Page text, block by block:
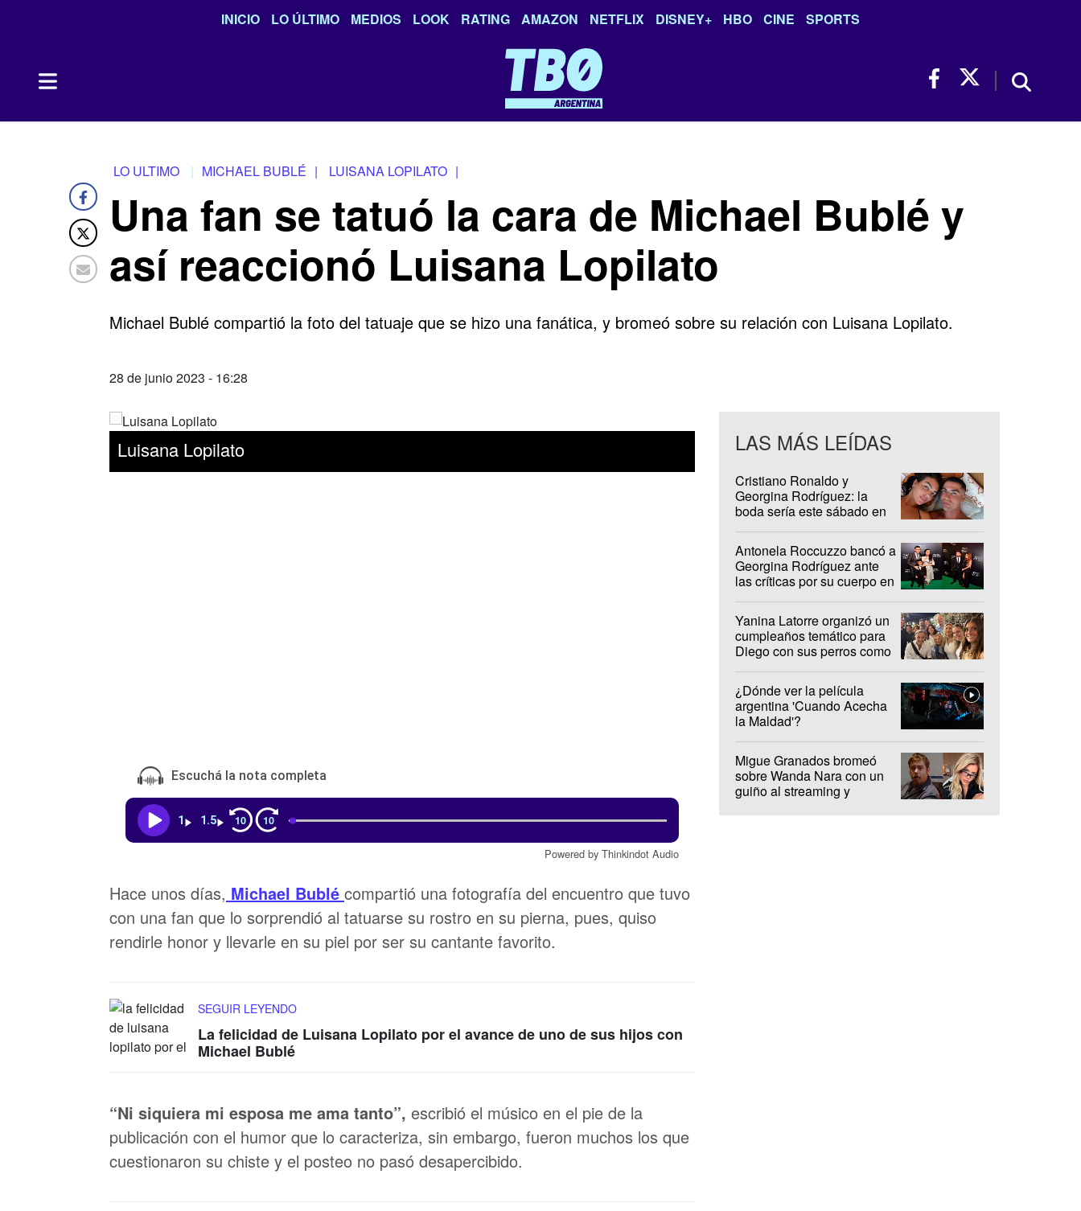
INICIO LO ÚLTIMO MEDIOS LOOK RATING AMAZON NETFLIX DISNEY+ HBO CINE SPORTS
LO ULTIMO MICHAEL BUBLÉ | LUISANA LOPILATO |
Una fan se tatuó la cara de Michael Bublé y
así reaccionó Luisana Lopilato
Michael Bublé compartió la foto del tatuaje que se hizo una fanática, y bromeó sobre su relación con Luisana Lopilato.
28 de junio 2023 - 16:28
Luisana Lopilato
Escuchá la nota completa
1 1.5 10 10
Powered by Thinkindot Audio
Hace unos días, Michael Bublé compartió una fotografía del encuentro que tuvo
con una fan que lo sorprendió al tatuarse su rostro en su pierna, pues, quiso
rendirle honor y llevarle en su piel por ser su cantante favorito.
SEGUIR LEYENDO
La felicidad de Luisana Lopilato por el avance de uno de sus hijos con
Michael Bublé
“Ni siquiera mi esposa me ama tanto”, escribió el músico en el pie de la
publicación con el humor que lo caracteriza, sin embargo, fueron muchos los que
cuestionaron su chiste y el posteo no pasó desapercibido.
LAS MÁS LEÍDAS
Cristiano Ronaldo y
Georgina Rodríguez: la
boda sería este sábado en
Antonela Roccuzzo bancó a
Georgina Rodríguez ante
las críticas por su cuerpo en
Yanina Latorre organizó un
cumpleaños temático para
Diego con sus perros como
¿Dónde ver la película
argentina 'Cuando Acecha
la Maldad'?
Migue Granados bromeó
sobre Wanda Nara con un
guiño al streaming y